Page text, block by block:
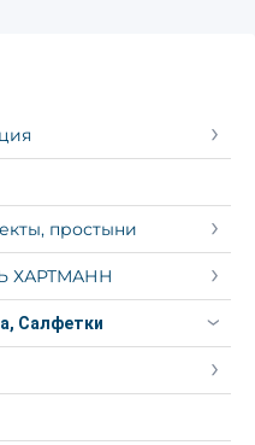
простыни
ХАРТМАНН
Салфетки